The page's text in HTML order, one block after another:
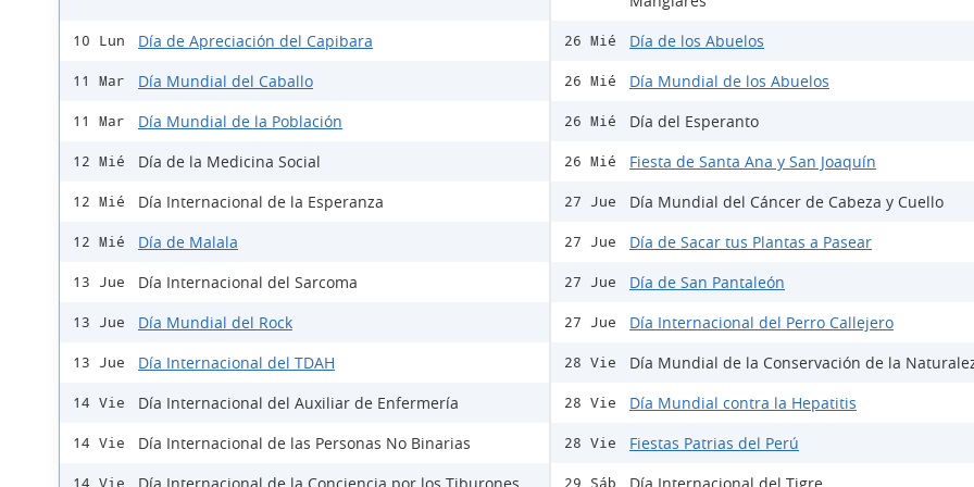
10 Lun Día de Apreciación del Capibara
11 Mar Día Mundial del Caballo
11 Mar Día Mundial de la Población
12 Mié Día de la Medicina Social
12 Mié Día Internacional de la Esperanza
12 Mié Día de Malala
13 Jue Día Internacional del Sarcoma
13 Jue Día Mundial del Rock
13 Jue Día Internacional del TDAH
14 Vie Día Internacional del Auxiliar de Enfermería
14 Vie Día Internacional de las Personas No Binarias
14 Vie
26 Mié Día de los Abuelos
26 Mié Día Mundial de los Abuelos
26 Mié Día del Esperanto
26 Mié Fiesta de Santa Ana y San Joaquín
27 Jue Día Mundial del Cáncer de Cabeza y Cuello
27 Jue Día de Sacar tus Plantas a Pasear
27 Jue Día de San Pantaleón
27 Jue Día Internacional del Perro Callejero
28 Vie Día Mundial de la Conservación de la
28 Vie Día Mundial contra la Hepatitis
28 Vie Fiestas Patrias del Perú
29 Sáb